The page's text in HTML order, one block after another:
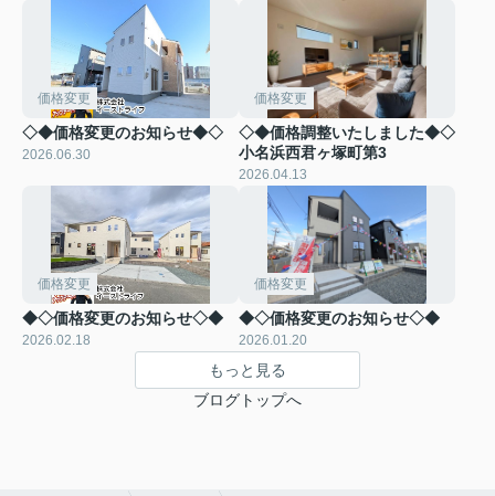
価格変更
◇◆価格変更のお知らせ◆◇
2026.06.30
価格変更
◇◆価格調整いたしました◆◇
小名浜西君ヶ塚町第3
2026.04.13
価格変更
◆◇価格変更のお知らせ◇◆
2026.02.18
価格変更
◆◇価格変更のお知らせ◇◆
2026.01.20
もっと見る
ブログトップへ